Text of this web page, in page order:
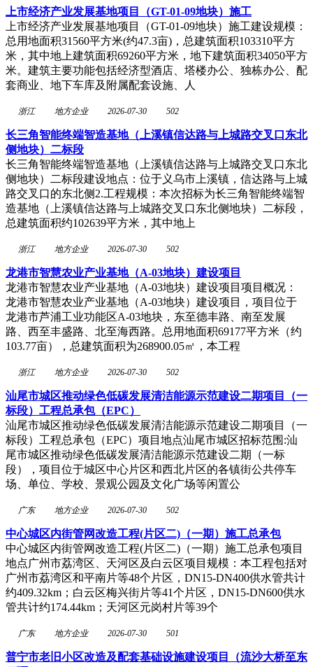
上市经济产业发展基地项目（GT-01-09地块）施工
上市经济产业发展基地项目（GT-01-09地块）施工建设规模：
总用地面积31560平方米(约47.3亩)，总建筑面积103310平方
米，其中地上建筑面积69260平方米，地下建筑面积34050平方
米。建筑主要功能包括经济型酒店、塔楼办公、独栋办公、配
套商业、地下车库及附属配套设施、人
浙江 地方企业 2026-07-30 502
长三角智能终端智造基地（上溪镇信达路与上城路交叉口东北
侧地块）二标段
长三角智能终端智造基地（上溪镇信达路与上城路交叉口东北
侧地块）二标段建设地点：位于义乌市上溪镇，信达路与上城
路交叉口的东北侧2.工程规模：本次招标为长三角智能终端智
造基地（上溪镇信达路与上城路交叉口东北侧地块）二标段，
总建筑面积约102639平方米，其中地上
浙江 地方企业 2026-07-30 502
龙港市智慧农业产业基地（A-03地块）建设项目
龙港市智慧农业产业基地（A-03地块）建设项目项目概况：
龙港市智慧农业产业基地（A-03地块）建设项目，项目位于
龙港市芦浦工业功能区A-03地块，东至德丰路、南至发展
路、西至丰盛路、北至海西路。总用地面积69177平方米（约
103.77亩），总建筑面积为268900.05㎡，本工程
浙江 地方企业 2026-07-30 502
汕尾市城区推动绿色低碳发展清洁能源示范建设二期项目（一
标段）工程总承包（EPC）
汕尾市城区推动绿色低碳发展清洁能源示范建设二期项目（一
标段）工程总承包（EPC）项目地点汕尾市城区招标范围:汕
尾市城区推动绿色低碳发展清洁能源示范建设二期（一标
段），项目位于城区中心片区和西北片区的各镇街公共停车
场、单位、学校、景观公园及文化广场等闲置公
广东 地方企业 2026-07-30 502
中心城区内街管网改造工程(片区二)（一期）施工总承包
中心城区内街管网改造工程(片区二)（一期）施工总承包项目
地点广州市荔湾区、天河区及白云区项目规模：本工程包括对
广州市荔湾区和平南片等48个片区，DN15-DN400供水管共计
约409.32km；白云区梅兴街片等41个片区，DN15-DN600供水
管共计约174.44km；天河区元岗村片等39个
广东 地方企业 2026-07-30 501
普宁市老旧小区改造及配套基础设施建设项目（流沙大桥至东